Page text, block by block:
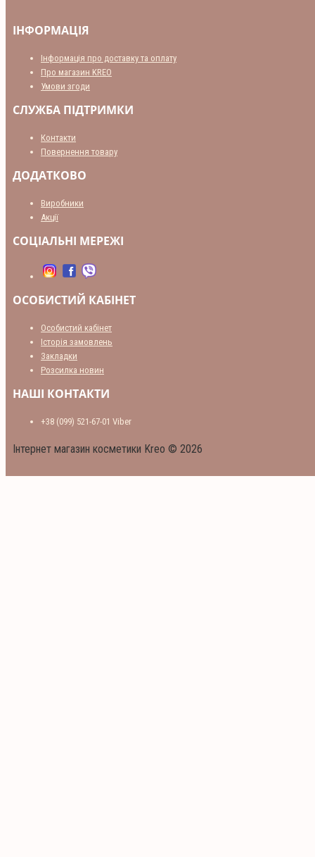
ІНФОРМАЦІЯ
Інформація про доставку та оплату
Про магазин KREO
Умови згоди
СЛУЖБА ПІДТРИМКИ
Контакти
Повернення товару
ДОДАТКОВО
Виробники
Акції
СОЦІАЛЬНІ МЕРЕЖІ
ОСОБИСТИЙ КАБІНЕТ
Особистий кабінет
Історія замовлень
Закладки
Розсилка новин
НАШІ КОНТАКТИ
+38 (099) 521-67-01 Viber
Інтернет магазин косметики Kreo © 2026